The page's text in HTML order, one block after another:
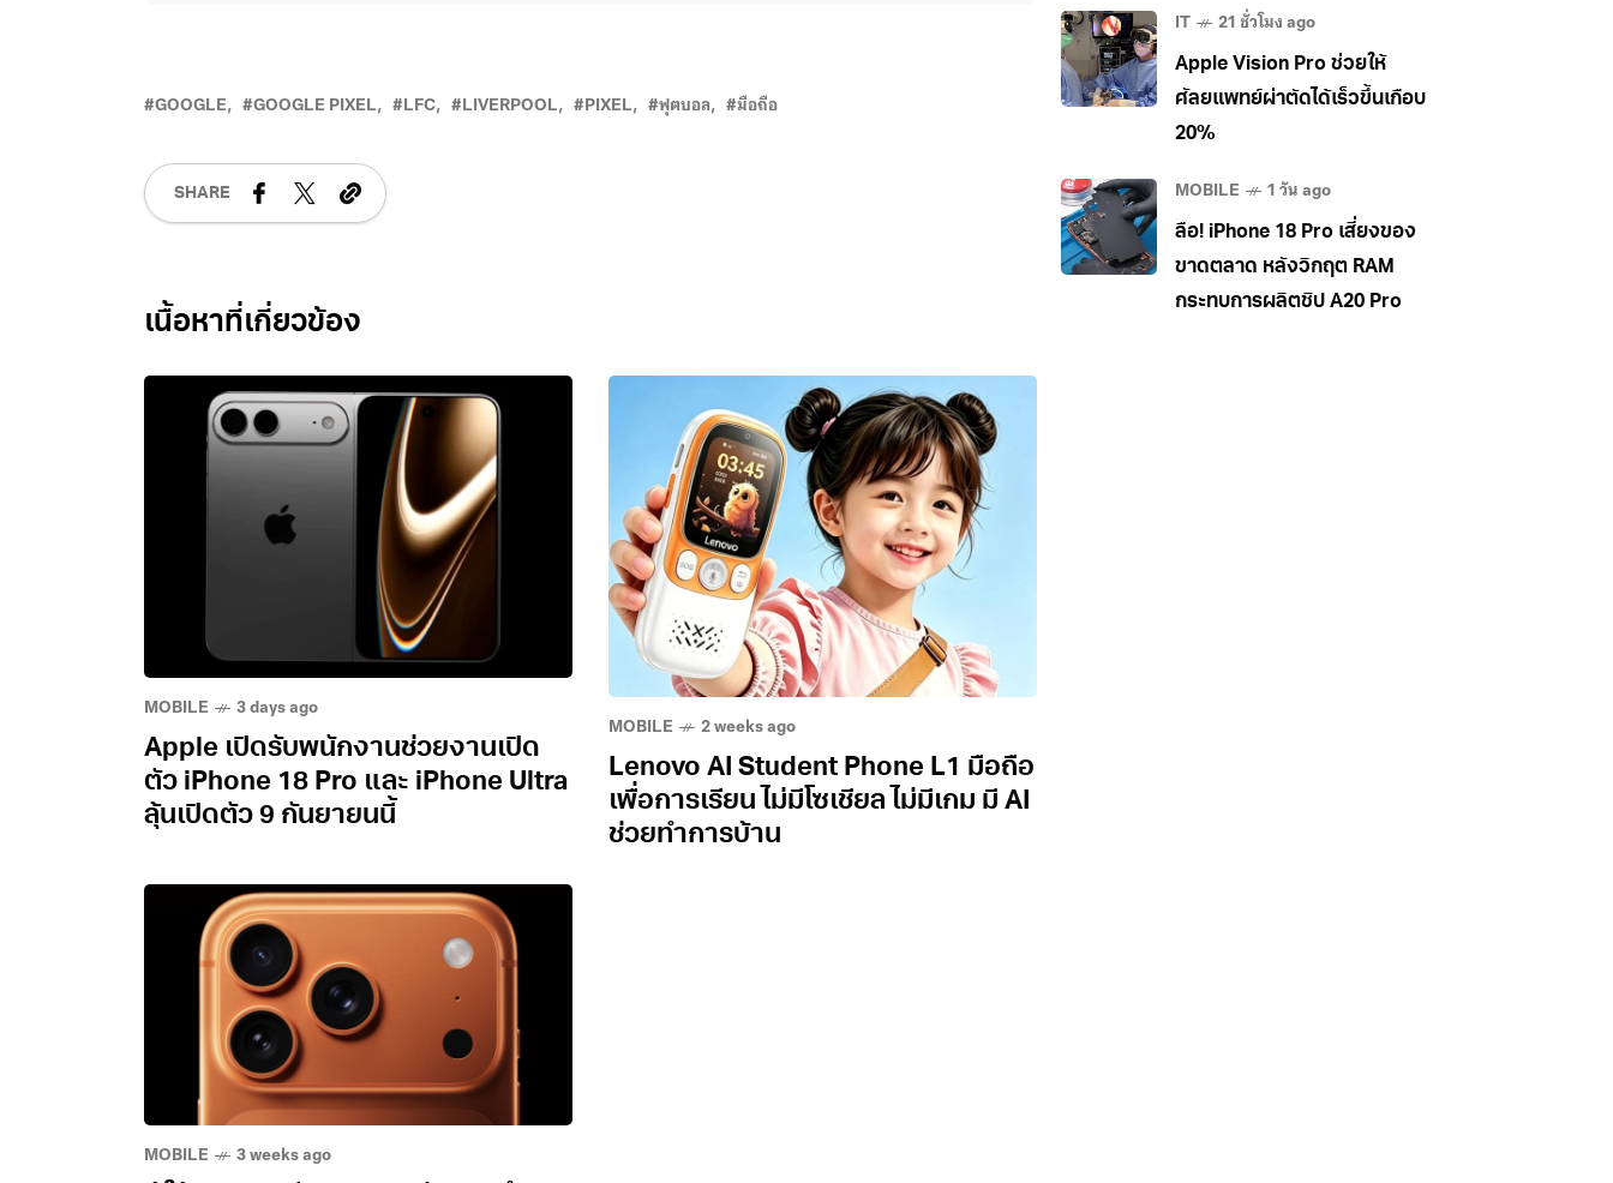
GOOGLE GOOGLE PIXEL LFC LIVERPOOL PIXEL ฟุตบอล มือถือ
SHARE
Related Posts
MOBILE 3 days ago
Apple เปิดรับพนักงานช่วยงานเปิด
ตัว iPhone 18 Pro และ iPhone Ultra
ลุ้นเปิดตัว 9 กันยายนนี้
MOBILE 2 weeks ago
Lenovo AI Student Phone L1 มือถือ
เพื่อการเรียน ไม่มีโซเชียล ไม่มีเกม มี AI
ช่วยทำการบ้าน
MOBILE 3 weeks ago
IT 21 ชั่วโมง ago
Apple Vision Pro ช่วยให้
ศัลยแพทย์ผ่าตัดได้เร็วขึ้นเกือบ
20%
MOBILE 1 วัน ago
ลือ! iPhone 18 Pro เสี่ยงของ
ขาดตลาด หลังวิกฤต RAM
กระทบการผลิตชิป A20 Pro